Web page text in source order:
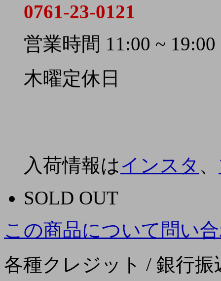
0761-23-0121
営業時間 11:00 ~ 19:00
木曜定休日
入荷情報はインスタ 、
SOLD OUT
この商品について問い
各種クレジット / 銀行